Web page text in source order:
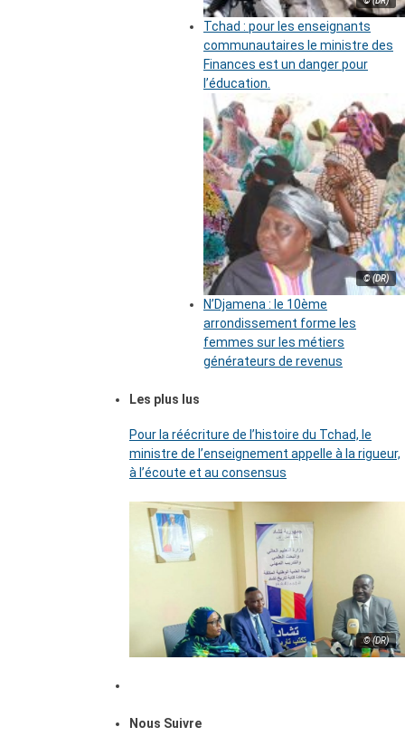
Tchad : pour les enseignants
communautaires le ministre des
Finances est un danger pour
l’éducation.
© (DR)
N’Djamena : le 10ème
arrondissement forme les
femmes sur les métiers
générateurs de revenus
Les plus lus
Pour la réécriture de l’histoire du Tchad, le
ministre de l’enseignement appelle à la rigueur,
à l’écoute et au consensus
© (DR)
Nous Suivre